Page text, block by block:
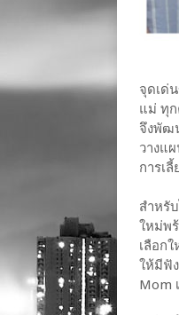
จุดเด่
แม่ ทุก
จึงพัฒ
วางแ
การเ
สำหรั
ใหม่พ
เลือก
ให้มีฟั
Mom